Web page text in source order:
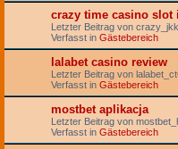
crazy time casino slot
Letzter Beitrag von
Verfasst in Gästebereich
lalabet casino review
Letzter Beitrag von
Verfasst in Gästebereich
mostbet aplikacja
Letzter Beitrag von
Verfasst in Gästebereich